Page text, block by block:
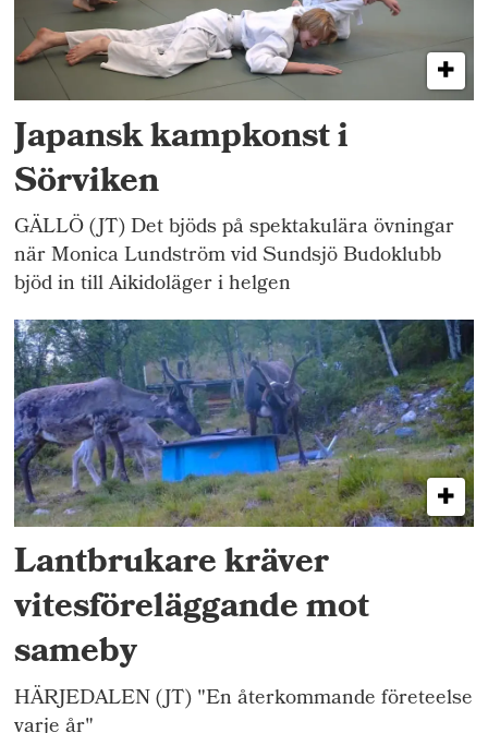
Japansk kampkonst i
Sörviken
GÄLLÖ (JT) Det bjöds på spektakulära övningar
när Monica Lundström vid Sundsjö Budoklubb
bjöd in till Aikidoläger i helgen
Lantbrukare kräver
vitesföreläggande mot
sameby
HÄRJEDALEN (JT) "En återkommande företeelse